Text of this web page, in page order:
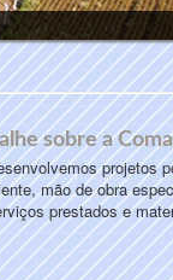
sobre a
projetos
mão de obra
prestados e